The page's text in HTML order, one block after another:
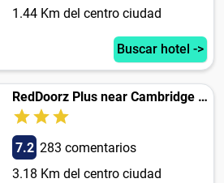
1.44 Km del centro ciudad
Buscar hotel ->
RedDoorz Plus near Cambridge City Square 2
7.2 283 comentarios
3.18 Km del centro ciudad